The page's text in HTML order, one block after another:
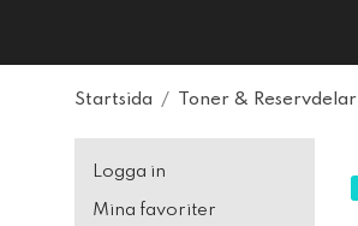
Startsida / Toner & Reservdelar
Logga in
Mina favoriter